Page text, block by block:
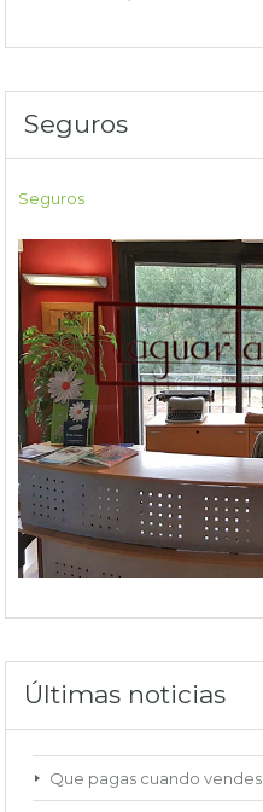
Seguros
Seguros
Últimas noticias
Que pagas cuando